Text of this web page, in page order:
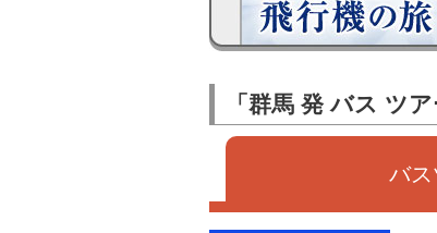
「群馬 発 バス ツ
バ